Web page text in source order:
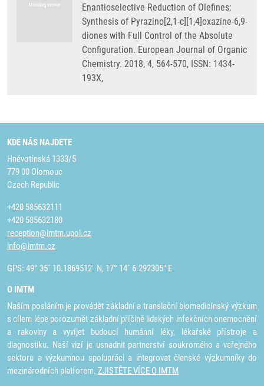
Enantioselective Reduction of Olefines:
Synthesis of Pyrazino[2,1-c][1,4]oxazine-6,9-
diones with Full Control of the Absolute
Configuration. European Journal of Organic
Chemistry. 2018, 4, 564-570, ISSN: 1434-
193X,
KDE NÁS NAJDETE
Hněvotínská 1333/5
779 00 Olomouc
Czech Republic
+420 585632111
+420 585632180
reception@imtm.upol.cz
info@imtm.cz
GPS: 49° 35´ 10.1869512" N, 17° 14´ 6.292305" E
O IMTM
Naším posláním je provádět základní a translační biomedicínský výzkum
s cílem lépe porozumět základní příčině lidských infekčních onemocnění
a rakoviny a vyvíjet budoucí humánní léky, lékařské přístroje a
diagnostiku. Naší vizí je usnadnit partnerství soukromého a veřejného
sektoru a výzkumnou spolupráci a integrovat členské výzkumníky do
mezinárodních platforem. ZJISTĚTE VÍCE O IMTM